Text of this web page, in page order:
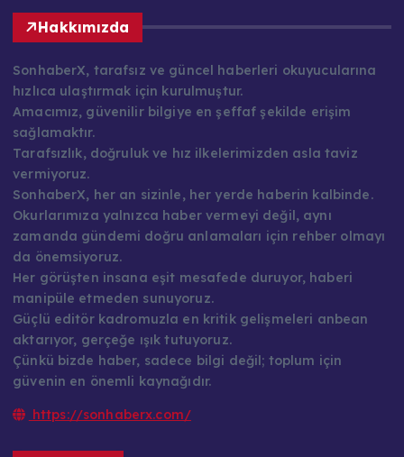
Hakkımızda
SonhaberX, tarafsız ve güncel haberleri okuyucularına
hızlıca ulaştırmak için kurulmuştur.
Amacımız, güvenilir bilgiye en şeffaf şekilde erişim
sağlamaktır.
Tarafsızlık, doğruluk ve hız ilkelerimizden asla taviz
vermiyoruz.
SonhaberX, her an sizinle, her yerde haberin kalbinde.
Okurlarımıza yalnızca haber vermeyi değil, aynı
zamanda gündemi doğru anlamaları için rehber olmayı
da önemsiyoruz.
Her görüşten insana eşit mesafede duruyor, haberi
manipüle etmeden sunuyoruz.
Güçlü editör kadromuzla en kritik gelişmeleri anbean
aktarıyor, gerçeğe ışık tutuyoruz.
Çünkü bizde haber, sadece bilgi değil; toplum için
güvenin en önemli kaynağıdır.
https://sonhaberx.com/